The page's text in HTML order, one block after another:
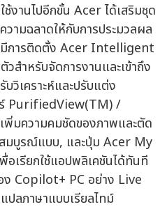
งานไปอีกขั้น Acer ได้เสริมชุด
ามฉลาดให้กับการประมวลผล
มีการติดตั้ง Acer Intelligent
สำหรับจัดการงานและเข้าถึง
วิเคราะห์และปรับแต่ง
ร์ PurifiedView(TM) /
มความคมชัดของภาพและตัด
สมบูรณ์แบบ, และปุ่ม Acer My
อเรียกใช้แอปพลิเคชันได้ทันที
ง Copilot+ PC อย่าง Live
ปลภาษาแบบเรียลไทม์